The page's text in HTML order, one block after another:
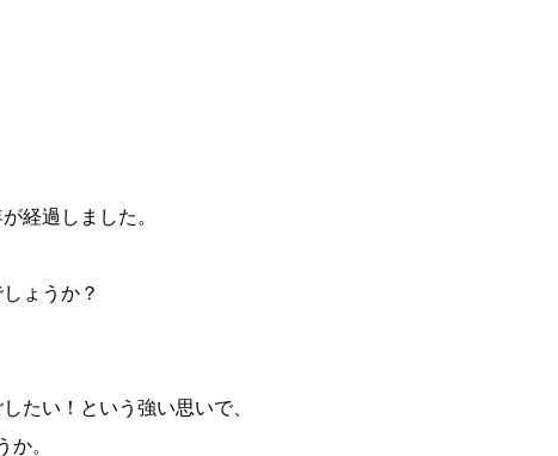
経過しました。
ょうか？
たい！という強い思いで、
。